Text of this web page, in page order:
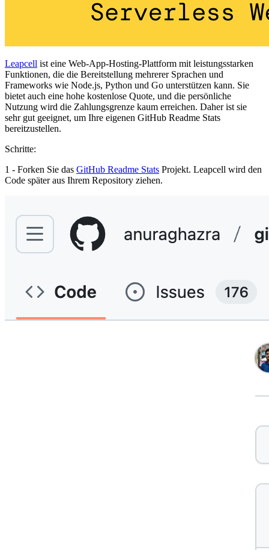
Leapcell ist eine Web-App-Hosting-Plattform mit leistungsstarken
Funktionen, die die Bereitstellung mehrerer Sprachen und
Frameworks wie Node.js, Python und Go unterstützen kann. Sie
bietet auch eine hohe kostenlose Quote, und die persönliche
Nutzung wird die Zahlungsgrenze kaum erreichen. Daher ist sie
sehr gut geeignet, um Ihre eigenen GitHub Readme Stats
bereitzustellen.
Schritte:
1 - Forken Sie das GitHub Readme Stats Projekt. Leapcell wird den
Code später aus Ihrem Repository ziehen.